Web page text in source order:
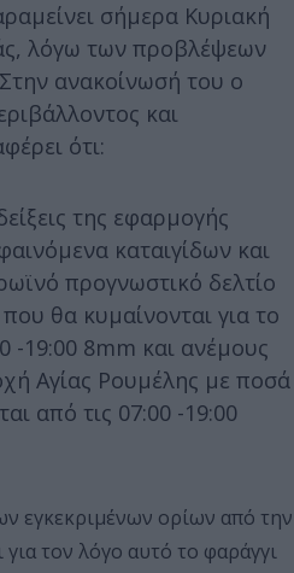
σήμερα Κυριακή
λόγω των προβλέψεων
Στην ανακοίνωσή του ο
και
ότι:
της εφαρμογής
καταιγίδων και
προγνωστικό δελτίο
θα κυμαίνονται για το
-19:00 8mm και ανέμους
Αγίας Ρουμέλης με ποσά
από τις 07:00 -19:00
εγκεκριμένων ορίων από την
τον λόγο αυτό το φαράγγι